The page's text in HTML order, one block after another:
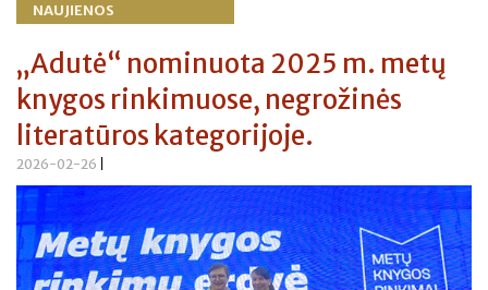
NAUJIENOS
„Adutė“ nominuota 2025 m. metų
knygos rinkimuose, negrožinės
literatūros kategorijoje.
2026-02-26